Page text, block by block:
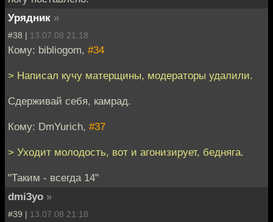
Урядник »
#38 | 13.07.08 21:18
Кому: bibliogom, #34
> Написал кучу матерщины, модераторы удалили.
Сдерживай себя, камрад.
Кому: DmYurich, #37
> Уходит молодость, вот и агонизирует, бедняга.
"Таким - всегда 14"
dmi3yo »
#39 | 13.07.08 21:18